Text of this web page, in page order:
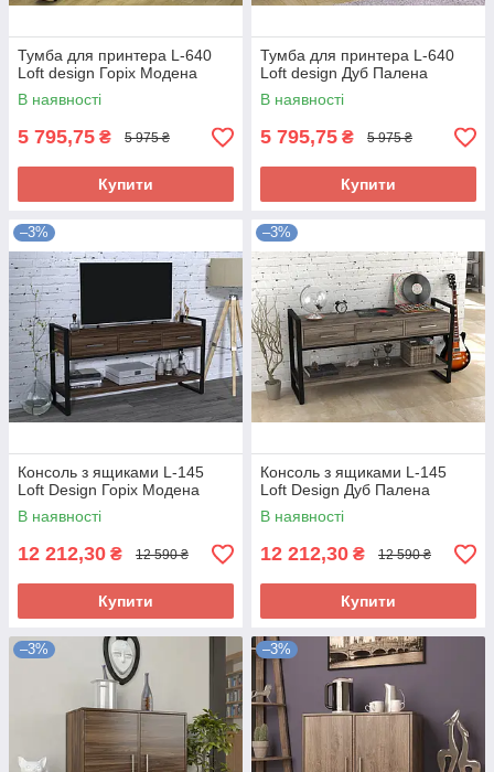
Тумба для принтера L-640
Loft design Горіх Модена
В наявності
5 795,75 ₴ 5 975 ₴
Купити
Тумба для принтера L-640
Loft design Дуб Палена
В наявності
5 795,75 ₴ 5 975 ₴
Купити
–3%
Консоль з ящиками L-145
Loft Design Горіх Модена
В наявності
12 212,30 ₴ 12 590 ₴
Купити
–3%
Консоль з ящиками L-145
Loft Design Дуб Палена
В наявності
12 212,30 ₴ 12 590 ₴
Купити
–3% –3%